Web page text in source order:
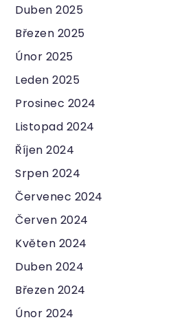
Duben 2025
Březen 2025
Únor 2025
Leden 2025
Prosinec 2024
Listopad 2024
Říjen 2024
Srpen 2024
Červenec 2024
Červen 2024
Květen 2024
Duben 2024
Březen 2024
Únor 2024